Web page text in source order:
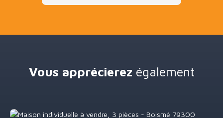
Vous apprécierez également